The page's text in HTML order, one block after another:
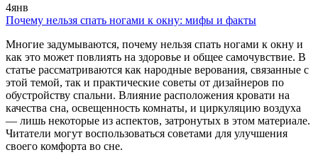
4янв
Почему нельзя спать ногами к окну: мифы и факты
Многие задумываются, почему нельзя спать ногами к окну и
как это может повлиять на здоровье и общее самочувствие. В
статье рассматриваются как народные верования, связанные с
этой темой, так и практические советы от дизайнеров по
обустройству спальни. Влияние расположения кровати на
качества сна, освещенность комнаты, и циркуляцию воздуха
— лишь некоторые из аспектов, затронутых в этом материале.
Читатели могут воспользоваться советами для улучшения
своего комфорта во сне.